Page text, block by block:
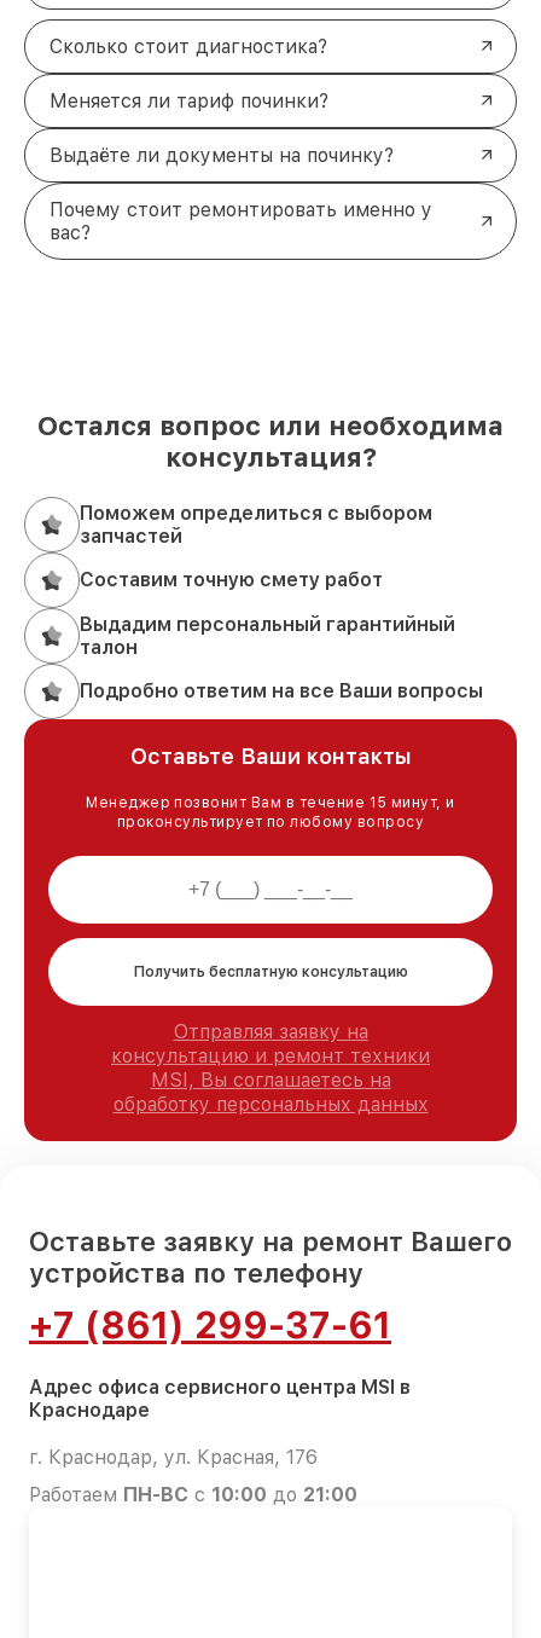
Сколько стоит диагностика?
Меняется ли тариф починки?
Выдаёте ли документы на починку?
Почему стоит ремонтировать именно у
вас?
Остался вопрос или необходима
консультация?
Поможем определиться с выбором
запчастей
Составим точную смету работ
Выдадим персональный гарантийный
талон
Подробно ответим на все Ваши вопросы
Оставьте Ваши контакты
Менеджер позвонит Вам в течение 15 минут, и
проконсультирует по любому вопросу
Получить бесплатную консультацию
Отправляя заявку на
консультацию и ремонт техники
MSI, Вы соглашаетесь на
обработку персональных данных
Оставьте заявку на ремонт Вашего
устройства по телефону
+7 (861) 299-37-61
Адрес офиса сервисного центра MSI в
Краснодаре
г. Краснодар, ул. Красная, 176
Работаем ПН-ВС с 10:00 до 21:00